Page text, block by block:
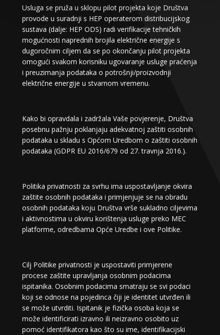
Usluga se pruža u sklopu pilot projekta koje Društva
provode u suradnji s HEP operaterom distribucijskog
sustava (dalje: HEP ODS) radi verifikacije tehničkih
mogućnosti naprednih brojila električne energije s
dugoročnim ciljem da se po okončanju pilot projekta
omogući svakom korisniku ugovaranje usluge praćenja
i preuzimanja podataka o potrošnji/proizvodnji
električne energije u stvarnom vremenu.
Kako bi opravdala i zadržala Vaše povjerenje, Društva
posebnu pažnju poklanjaju adekvatnoj zaštiti osobnih
podataka u skladu s Općom Uredbom o zaštiti osobnih
podataka (GDPR EU 2016/679 od 27. travnja 2016.).
Politika privatnosti za svrhu ima uspostavljanje okvira
zaštite osobnih podataka i primjenjuje se na obradu
osobnih podataka koju Društva vrše sukladno ciljevima
i aktivnostima u okviru korištenja usluge preko MEC
platforme, odredbama Opće Uredbe i ove Politike.
Cilj Politike privatnosti je uspostaviti primjerene
procese zaštite upravljanja osobnim podacima
ispitanika. Osobnim podacima smatraju se svi podaci
koji se odnose na pojedinca čiji je identitet utvrđen ili
se može utvrditi. Ispitanik je fizička osoba koja se
može identificirati izravno ili neizravno osobito uz
pomoć identifikatora kao što su ime, identifikacijski